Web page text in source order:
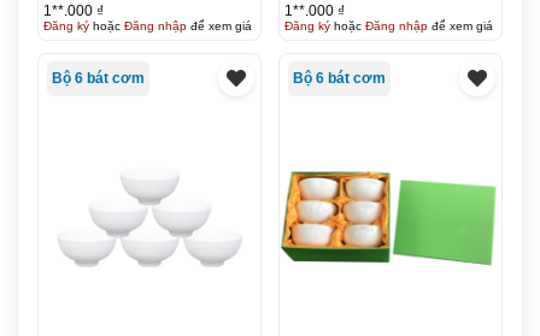
1**.000 ₫
Đăng kýhoặc Đăng nhậpđể xem giá
1**.000 ₫
Đăng kýhoặc Đăng nhậpđể xem giá
Bộ 6 bát cơm Bộ 6 bát cơm